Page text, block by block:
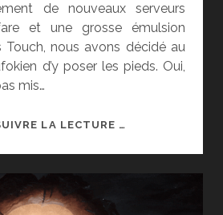
de nouveaux serveurs
et une grosse émulsion
nous avons décidé au
d’y poser les pieds. Oui,
mis…
LA LECTURE …